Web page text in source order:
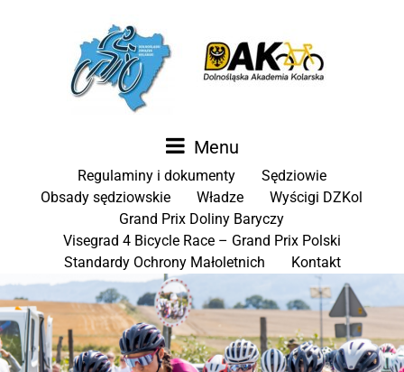
Menu
Regulaminy i dokumenty
Sędziowie
Obsady sędziowskie
Władze
Wyścigi DZKol
Grand Prix Doliny Baryczy
Visegrad 4 Bicycle Race – Grand Prix Polski
Standardy Ochrony Małoletnich
Kontakt